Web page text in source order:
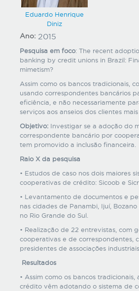
Eduardo Henrique
Diniz
Ano: 2015
Pesquisa em foco: The recent
banking by credit unions in Brazil:
mimetism?
Assim como os bancos tradicionais,
usando correspondentes bancários
eficiência, e não necessariamente
serviços aos anseios dos clientes
Objetivo: Investigar se a adoção do
correspondente bancário por
tem promovido a inclusão financeira.
Raio X da pesquisa
• Estudos de caso nos dois maiores
cooperativas de crédito: Sicoob e
• Levantamento de documentos e
nas cidades de Panambi, Ijuí,
no Rio Grande do Sul.
• Realização de 22 entrevistas, com
cooperativas e de correspondentes,
presidentes de associações
Resultados
• Assim como os bancos tradicionais,
crédito vêm adotando o sistema de